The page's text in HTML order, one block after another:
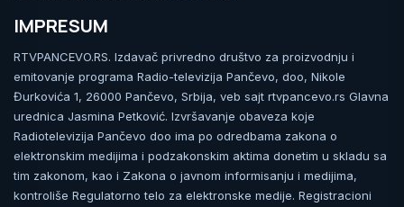
IMPRESUM
RTVPANCEVO.RS. Izdavač privredno društvo za proizvodnju i
emitovanje programa Radio-televizija Pančevo, doo, Nikole
Đurkovića 1, 26000 Pančevo, Srbija, veb sajt rtvpancevo.rs Glavna
urednica Jasmina Petković. Izvršavanje obaveza koje
Radiotelevizija Pančevo doo ima po odredbama zakona o
elektronskim medijima i podzakonskim aktima donetim u skladu sa
tim zakonom, kao i Zakona o javnom informisanju i medijima,
kontroliše Regulatorno telo za elektronske medije. Registracioni